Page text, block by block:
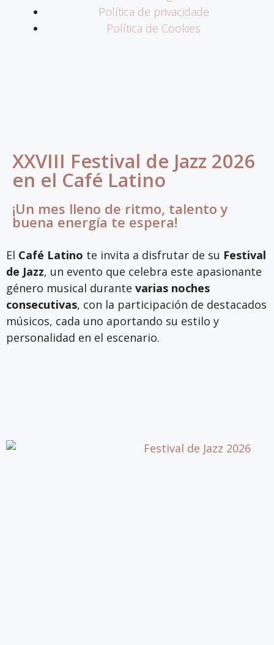
Política de privacidade
Política de Cookies
XXVIII Festival de Jazz 2026
en el Café Latino
¡Un mes lleno de ritmo, talento y
buena energía te espera!
El Café Latino te invita a disfrutar de su Festival
de Jazz, un evento que celebra este apasionante
género musical durante varias noches
consecutivas, con la participación de destacados
músicos, cada uno aportando su estilo y
personalidad en el escenario.